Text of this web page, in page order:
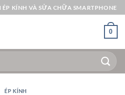
KÍNH VÀ SỬA CHỮA SMARTPHONE
0
ÉP KÍNH